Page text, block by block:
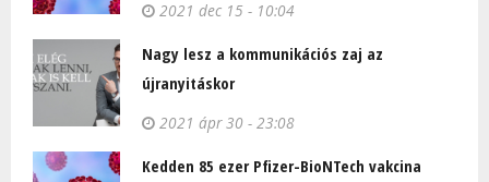
2021 dec 15 - 10:04
Nagy lesz a kommunikációs zaj az
újranyitáskor
2021 ápr 30 - 23:08
Kedden 85 ezer Pfizer-BioNTech vakcina